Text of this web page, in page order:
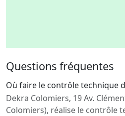
Questions fréquentes
Où faire le contrôle technique
Dekra Colomiers, 19 Av.
Colomiers), réalise le contrôle